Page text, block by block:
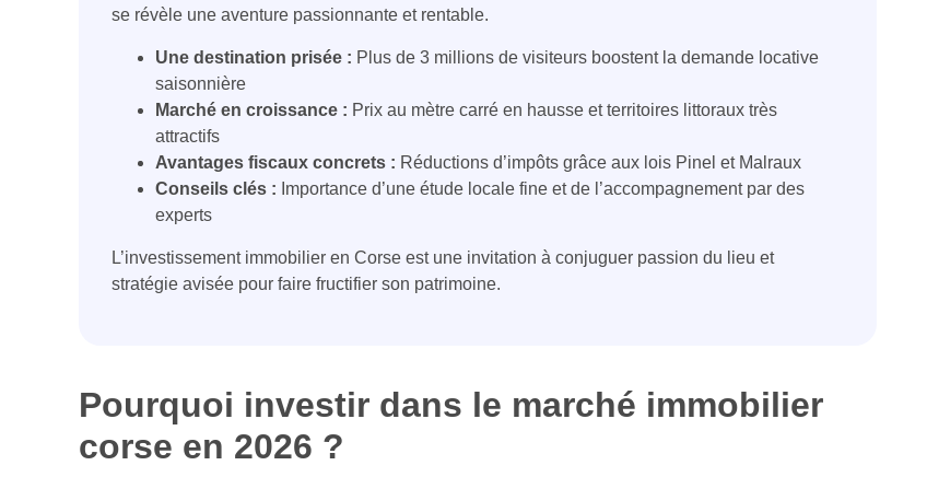
se révèle une aventure passionnante et rentable.
Une destination prisée : Plus de 3 millions de visiteurs boostent la demande locative
saisonnière
Marché en croissance : Prix au mètre carré en hausse et territoires littoraux très
attractifs
Avantages fiscaux concrets : Réductions d’impôts grâce aux lois Pinel et Malraux
Conseils clés : Importance d’une étude locale fine et de l’accompagnement par des
experts
L’investissement immobilier en Corse est une invitation à conjuguer passion du lieu et
stratégie avisée pour faire fructifier son patrimoine.
Pourquoi investir dans le marché immobilier
corse en 2026 ?